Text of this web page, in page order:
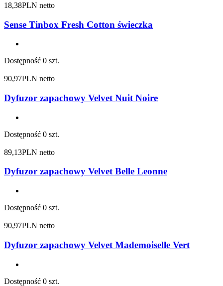
18,38PLN netto
Sense Tinbox Fresh Cotton świeczka
Dostępność 0 szt.
90,97PLN netto
Dyfuzor zapachowy Velvet Nuit Noire
Dostępność 0 szt.
89,13PLN netto
Dyfuzor zapachowy Velvet Belle Leonne
Dostępność 0 szt.
90,97PLN netto
Dyfuzor zapachowy Velvet Mademoiselle Vert
Dostępność 0 szt.